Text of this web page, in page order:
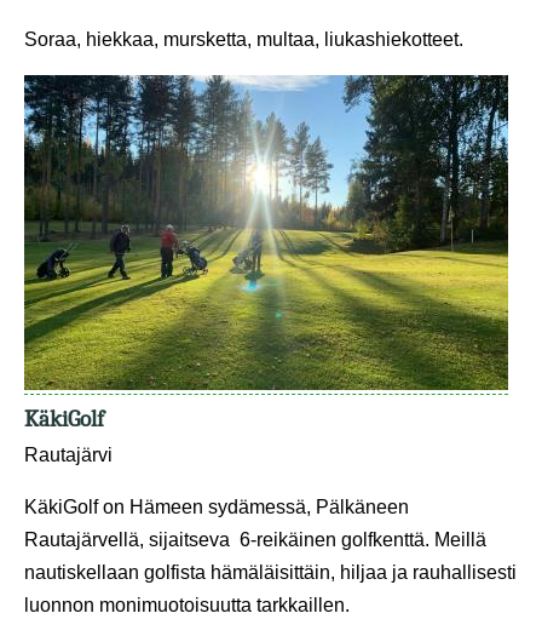
Soraa, hiekkaa, mursketta, multaa, liukashiekotteet.
KäkiGolf
Rautajärvi
KäkiGolf on Hämeen sydämessä, Pälkäneen
Rautajärvellä, sijaitseva 6-reikäinen golfkenttä. Meillä
nautiskellaan golfista hämäläisittäin, hiljaa ja rauhallisesti
luonnon monimuotoisuutta tarkkaillen.